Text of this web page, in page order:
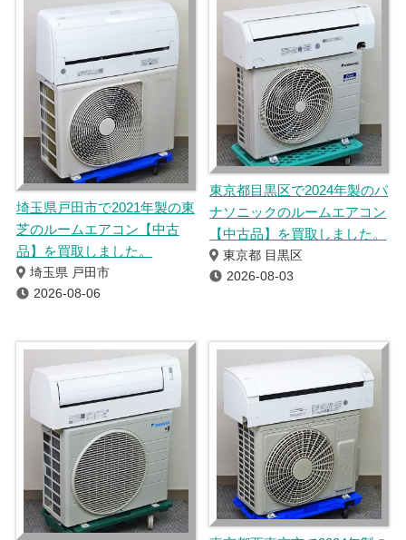
埼玉県戸田市で2021年製の東
芝のルームエアコン【中古
品】を買取しました。
埼玉県 戸田市
2026-08-06
東京都目黒区で2024年製のパ
ナソニックのルームエアコン
【中古品】を買取しました。
東京都 目黒区
2026-08-03